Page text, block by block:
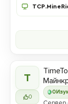
T
0
0